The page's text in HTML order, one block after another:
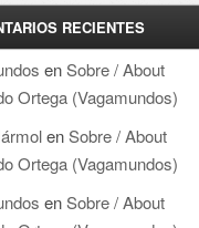
RECIENTES
enSobre / About
Ortega (Vagamundos)
enSobre / About
Ortega (Vagamundos)
enSobre / About